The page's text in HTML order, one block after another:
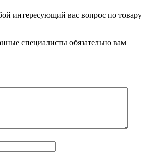
интересующий вас вопрос по товару
специалисты обязательно вам